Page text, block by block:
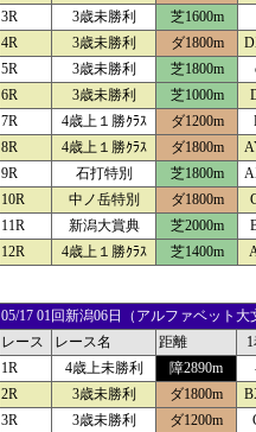
3R
3歳未勝利
芝1600m
4R
3歳未勝利 ダ1800m
5R
3歳未勝利 芝1800m
6R
3歳未勝利 芝1000m
7R
4歳上１勝ｸﾗｽ ダ1200m
8R
4歳上１勝ｸﾗｽ ダ1800m
9R
石打特別 芝1800m
10R
中ノ岳特別 ダ1800m
11R
新潟大賞典 芝2000m
12R
4歳上１勝ｸﾗｽ 芝1400m
05/17 01回新潟06日（アルファベット
レース
レース名 距離
1R
4歳上未勝利 障2890m
2R
3歳未勝利 ダ1800m
3R
3歳未勝利 ダ1200m